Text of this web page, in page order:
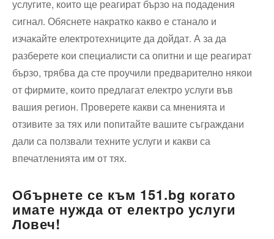
услугите, които ще реагират бързо на подадения
сигнал. Обяснете накратко какво е станало и
изчакайте електротехниците да дойдат. А за да
разберете кои специалисти са опитни и ще реагират
бързо, трябва да сте проучили предварително някои
от фирмите, които предлагат електро услуги във
вашия регион. Проверете какви са мненията и
отзивите за тях или попитайте вашите съграждани
дали са ползвали техните услуги и какви са
впечатленията им от тях.
Обърнете се към 151.bg когато
имате нужда от електро услуги
Ловеч!